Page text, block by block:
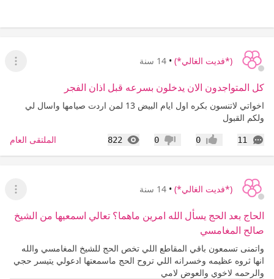
(*فديت الغالي*) • 14 سنة
عرض
كل المتواجدون الان يدخلون بسرعه قبل اذان الفجر
اخواتي لاتنسون بكره اول ايام البيض 13 لمن اردت صيامها واسال لي
ولكم القبول
11
التعليقات إعجاب0 عدم إعجاب
0
822
المشاهدات الملتقى العام
(*فديت الغالي*) • 14 سنة
عرض
الحاج بعد الحج يسأل الله امرين ماهما؟ تعالي اسمعيها من الشيخ
صالح المغامسي
واتمنى تسمعون باقي المقاطع اللي تخص الحج للشيخ المغامسي والله
انها ثروه عظيمه وخسرانه اللي تروح الحج ماسمعتها ادعولي يتيسر حجي
والرحمه لاخوي والعوض لامي